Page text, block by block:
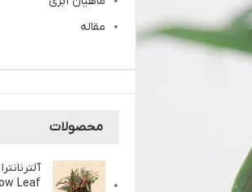
مقاله
آلترنانترا دو رنگ نرو لیف
Narrow Leaf